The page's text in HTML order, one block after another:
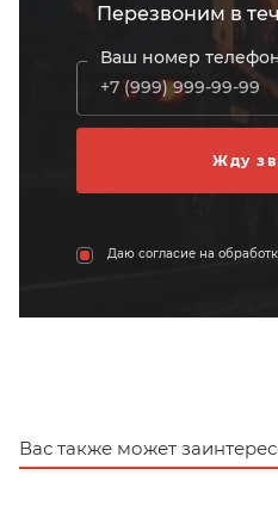
Перезвоним в
Ваш номер
Даю согласие на
Вас также может